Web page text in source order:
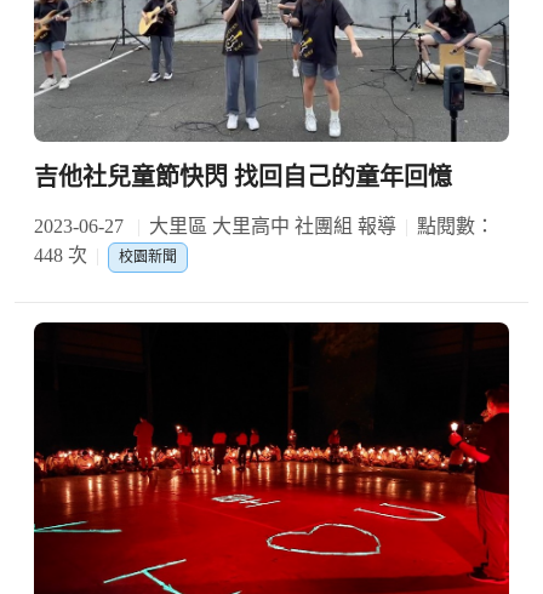
吉他社兒童節快閃 找回自己的童年回憶
2023-06-27 大里區 大里高中 社團組 報導
點閱數：
448 次
校園新聞